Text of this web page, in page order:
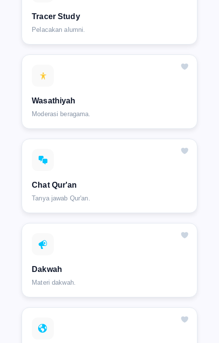
Tracer Study
Pelacakan alumni.
Wasathiyah
Moderasi beragama.
Chat Qur'an
Tanya jawab Qur'an.
Dakwah
Materi dakwah.